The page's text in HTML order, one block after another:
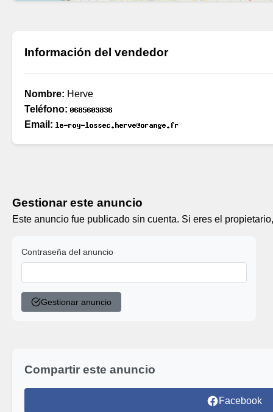
Información del vendedor
Nombre: Herve
Teléfono:
Email:
Gestionar este anuncio
Este anuncio fue publicado sin cuenta. Si eres el
Contraseña del anuncio
Gestionar anuncio
Compartir este anuncio
Facebook